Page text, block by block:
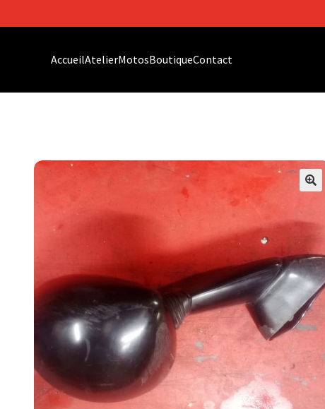
AccueilAtelierMotosBoutiqueContact